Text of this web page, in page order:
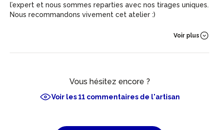
l’expert et nous sommes reparties avec nos tirages uniques.
Nous recommandons vivement cet atelier :)
Voir plus
Vous hésitez encore ?
Voir les 11 commentaires de l'artisan